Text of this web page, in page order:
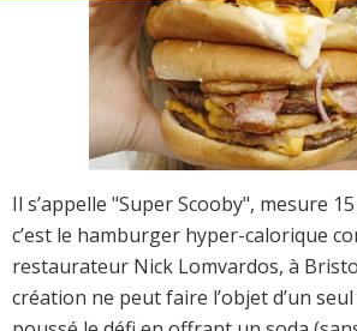
Il s’appelle "Super Scooby", mesure
c’est le hamburger hyper-calorique
restaurateur Nick Lomvardos, à
création ne peut faire l’objet d’un seul